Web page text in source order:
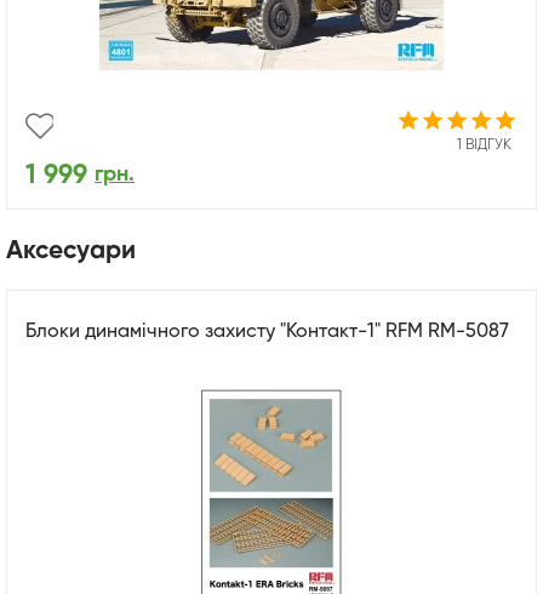
1 ВІДГУК
1 999 грн.
Аксесуари
Блоки динамічного захисту "Контакт-1" RFM RM-5087